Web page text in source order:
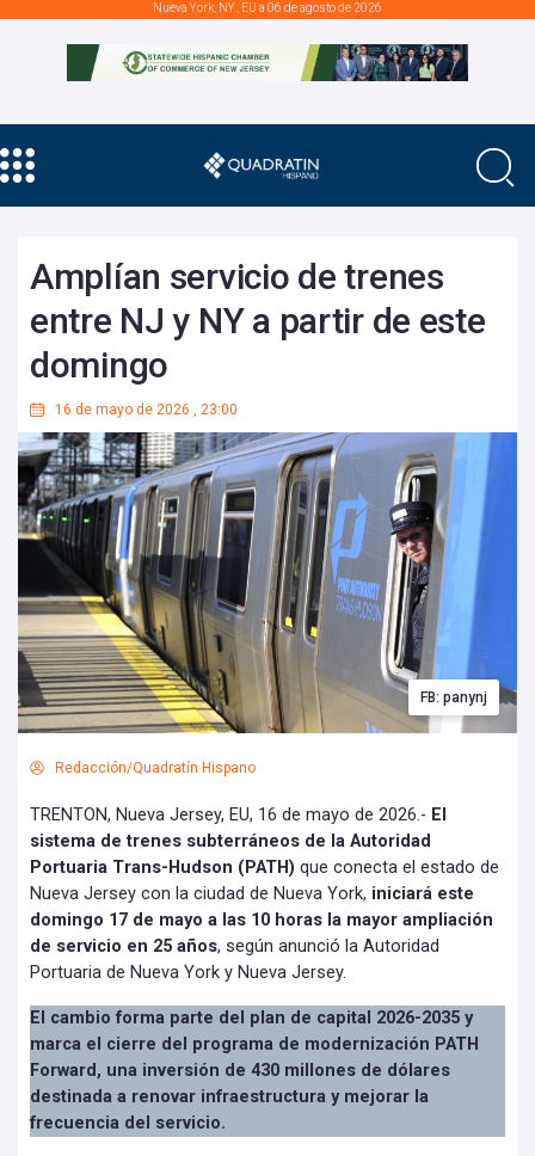
Nueva York, NY., EU a 06 de agosto de 2026
Amplían servicio de trenes
entre NJ y NY a partir de este
domingo
16 de mayo de 2026 , 23:00
FB: panynj
Redacción/Quadratín Hispano
TRENTON, Nueva Jersey, EU, 16 de mayo de 2026.- El
sistema de trenes subterráneos de la Autoridad
Portuaria Trans-Hudson (PATH) que conecta el estado de
Nueva Jersey con la ciudad de Nueva York, iniciará este
domingo 17 de mayo a las 10 horas la mayor ampliación
de servicio en 25 años, según anunció la Autoridad
Portuaria de Nueva York y Nueva Jersey.
El cambio forma parte del plan de capital 2026-2035 y
marca el cierre del programa de modernización PATH
Forward, una inversión de 430 millones de dólares
destinada a renovar infraestructura y mejorar la
frecuencia del servicio.